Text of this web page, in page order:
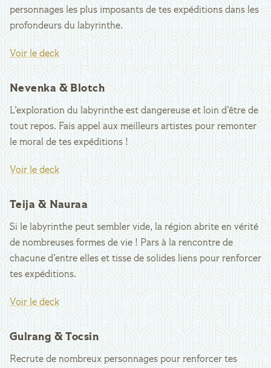
personnages les plus imposants de tes expéditions dans les
profondeurs du labyrinthe.
Voir le deck
Nevenka & Blotch
L’exploration du labyrinthe est dangereuse et loin d’être de
tout repos. Fais appel aux meilleurs artistes pour remonter
le moral de tes expéditions !
Voir le deck
Teija & Nauraa
Si le labyrinthe peut sembler vide, la région abrite en vérité
de nombreuses formes de vie ! Pars à la rencontre de
chacune d’entre elles et tisse de solides liens pour renforcer
tes expéditions.
Voir le deck
Gulrang & Tocsin
Recrute de nombreux personnages pour renforcer tes